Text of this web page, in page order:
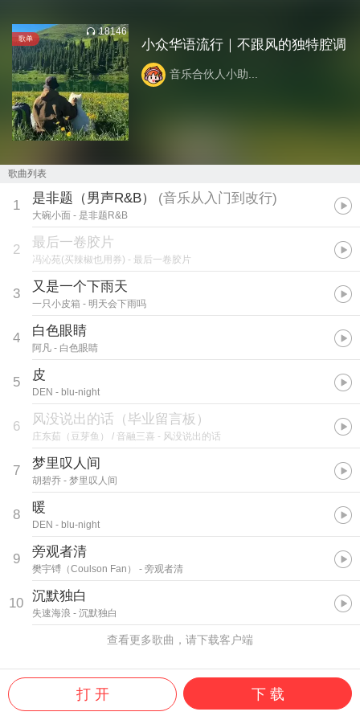
歌单
18146
小众华语流行｜不跟风的独特腔调
音乐合伙人小助...
歌曲列表
1 是非题（男声R&B） (音乐从入门到改行)
大碗小面 - 是非题R&B
2 最后一卷胶片
冯沁苑(买辣椒也用券) - 最后一卷胶片
3 又是一个下雨天
一只小皮箱 - 明天会下雨吗
4 白色眼睛
阿凡 - 白色眼睛
5 皮
DEN - blu-night
6 风没说出的话（毕业留言板）
庄东茹（豆芽鱼） / 音融三喜 - 风没说出的话
7 梦里叹人间
胡碧乔 - 梦里叹人间
8 暖
DEN - blu-night
9 旁观者清
樊宇镈（Coulson Fan） - 旁观者清
10 沉默独白
失速海浪 - 沉默独白
查看更多歌曲，请下载客户端
打 开 下 载